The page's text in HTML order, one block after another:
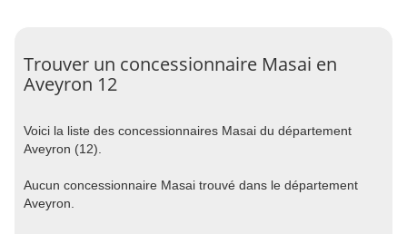
Trouver un concessionnaire Masai en
Aveyron 12
Voici la liste des concessionnaires Masai du département
Aveyron (12).
Aucun concessionnaire Masai trouvé dans le département
Aveyron.